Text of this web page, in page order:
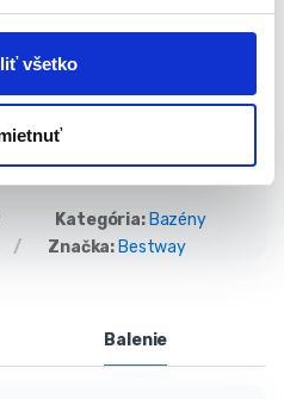
všetko
Kategória: Bazény
Značka: Bestway
Balenie